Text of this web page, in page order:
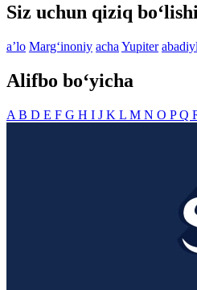
Siz uchun qiziq
aʼlo Marg‘inoniy acha Yupiter
Alifbo bo‘yicha
A B D E F G H I J K L M N O PQ